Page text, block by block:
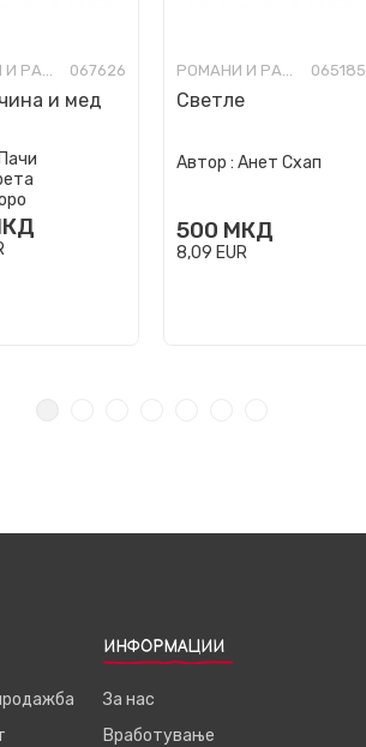
РОМАНИ И РАСКАЗИ ЗА МЛАДИ 067626
и мед
Пачи
РОМАНИ И РАСКАЗИ ЗА МЛАДИ 065185
Светле
Автор : Анет Схап
500 МКД
8,09 EUR
ИНФОРМАЦИИ
За нас
Вработување